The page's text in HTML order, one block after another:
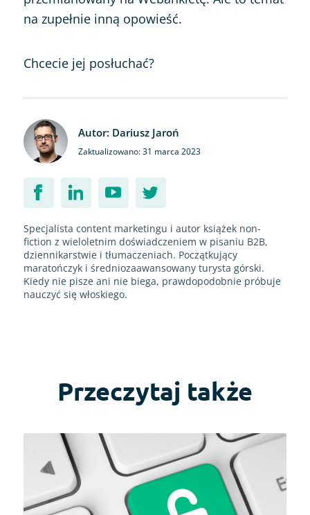
na zupełnie inną opowieść.
Chcecie jej posłuchać?
Autor: Dariusz Jaroń
Zaktualizowano: 31 marca 2023
Specjalista content marketingu i autor książek non-
fiction z wieloletnim doświadczeniem w pisaniu B2B,
dziennikarstwie i tłumaczeniach. Początkujący
maratończyk i średniozaawansowany turysta górski.
Kiedy nie pisze ani nie biega, prawdopodobnie próbuje
nauczyć się włoskiego.
Przeczytaj także